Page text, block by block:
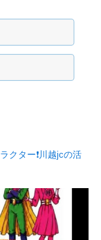
クター❗️川越jcの活